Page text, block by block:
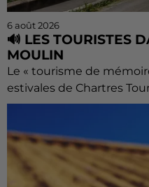
6 août 2026
🔊 LES TOURISTES
MOULIN
Le « tourisme de
estivales de Chartres